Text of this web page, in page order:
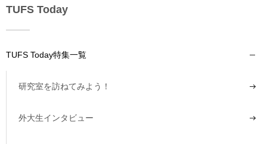
TUFS Today
TUFS Today特集一覧
研究室を訪ねてみよう！
外大生インタビュー